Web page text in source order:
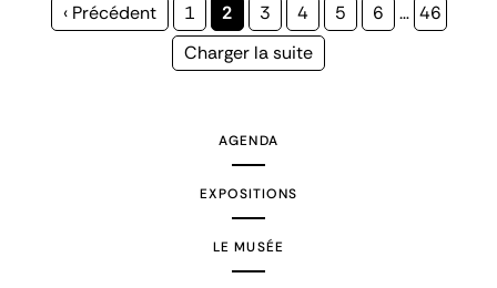
Page
‹ Précédent Page
1
Page
courante
2 Page
3 Page
4 Page
5 Page
6 … Page
46
Page
Charger la suite
AGENDA
EXPOSITIONS
LE MUSÉE